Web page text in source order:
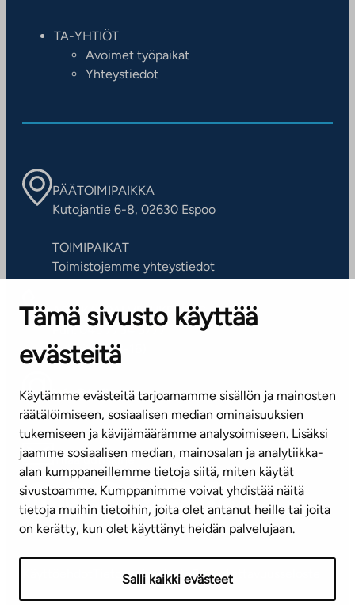
Tämä sivusto käyttää
evästeitä
Käytämme evästeitä tarjoamamme sisällön ja mainosten
räätälöimiseen, sosiaalisen median ominaisuuksien
tukemiseen ja kävijämäärämme analysoimiseen. Lisäksi
jaamme sosiaalisen median, mainosalan ja analytiikka-
alan kumppaneillemme tietoja siitä, miten käytät
sivustoamme. Kumppanimme voivat yhdistää näitä
tietoja muihin tietoihin, joita olet antanut heille tai joita
on kerätty, kun olet käyttänyt heidän palvelujaan.
Salli kaikki evästeet
TA-YHTIÖT
Avoimet työpaikat
Yhteystiedot
PÄÄTOIMIPAIKKA
Kutojantie 6-8, 02630 Espoo
TOIMIPAIKAT
Toimistojemme yhteystiedot
ASIAKASPALVELUKESKUS
Puh. 045 7734 3777
(arkisin klo 8-16)
info@ta.fi
Tilaa uutiskirje
Mediapankki
TietosuojaselosteSaavutettavuusseloste